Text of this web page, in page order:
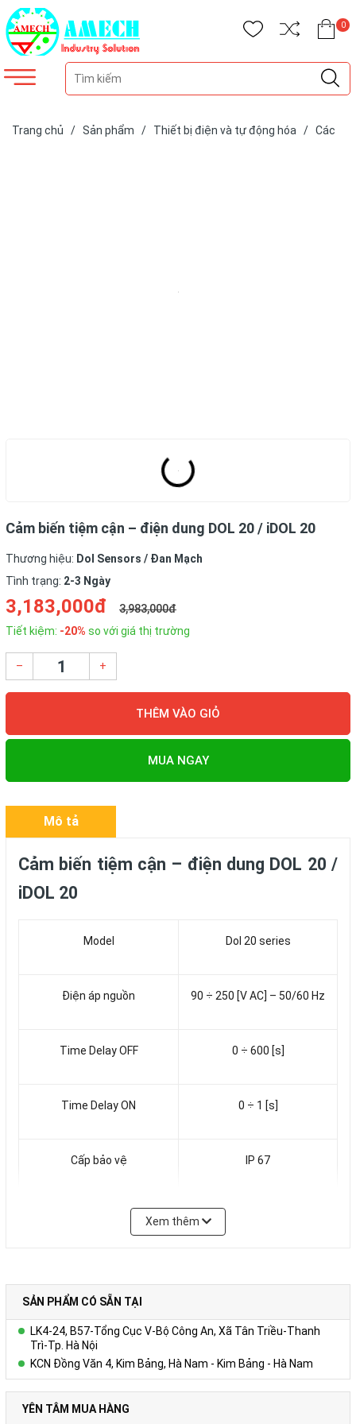
0
Trang chủ / Sản phẩm / Thiết bị điện và tự động hóa / Các
Cảm biến tiệm cận – điện dung DOL 20 / iDOL 20
Thương hiệu: Dol Sensors / Đan Mạch
Tình trạng: 2-3 Ngày
3,183,000đ
3,983,000đ
Tiết kiệm: -20% so với giá thị trường
– +
THÊM VÀO GIỎ
MUA NGAY
Mô tả
Cảm biến tiệm cận – điện dung DOL 20 /
iDOL 20
Model Dol 20 series
Điện áp nguồn 90 ÷ 250 [V AC] – 50/60 Hz
Time Delay OFF 0 ÷ 600 [s]
Time Delay ON 0 ÷ 1 [s]
Cấp bảo vệ IP 67
Nhiệt độ môi trường
DOL 20 là một cảm biến điện dung / cảm biến tiệm cận để
phát hiện vật liệu lỏng và rắn trong các lĩnh vực nông nghiệp và
công nghiệp.
Cảm biến mạnh mẽ được thiết kế cho các lĩnh vực nông nghiệp
Cảm biến DOL 20 có thể được sử dụng để đo mức trong các
Xem thêm
SẢN PHẨM CÓ SẴN TẠI
LK4-24, B57-Tổng Cục V-Bộ Công An, Xã Tân Triều-Thanh
Trì-Tp. Hà Nội
KCN Đồng Văn 4, Kim Bảng, Hà Nam - Kim Bảng - Hà Nam
YÊN TÂM MUA HÀNG